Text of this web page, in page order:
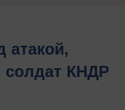
атакой,
солдат КНДР